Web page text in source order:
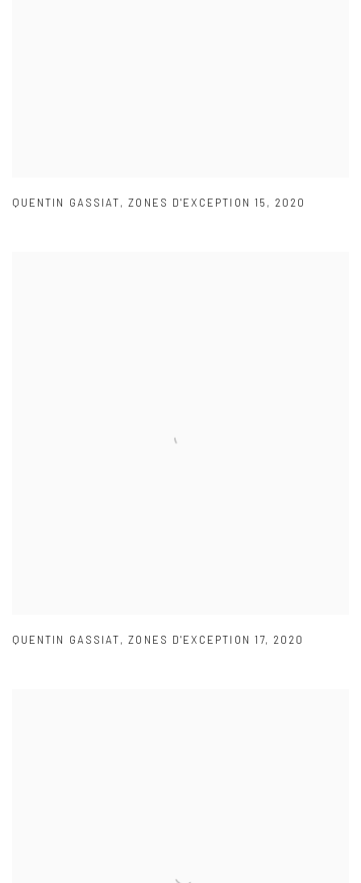
QUENTIN GASSIAT,ZONES D'EXCEPTION 15 , 2020
QUENTIN GASSIAT,ZONES D'EXCEPTION 17, 2020